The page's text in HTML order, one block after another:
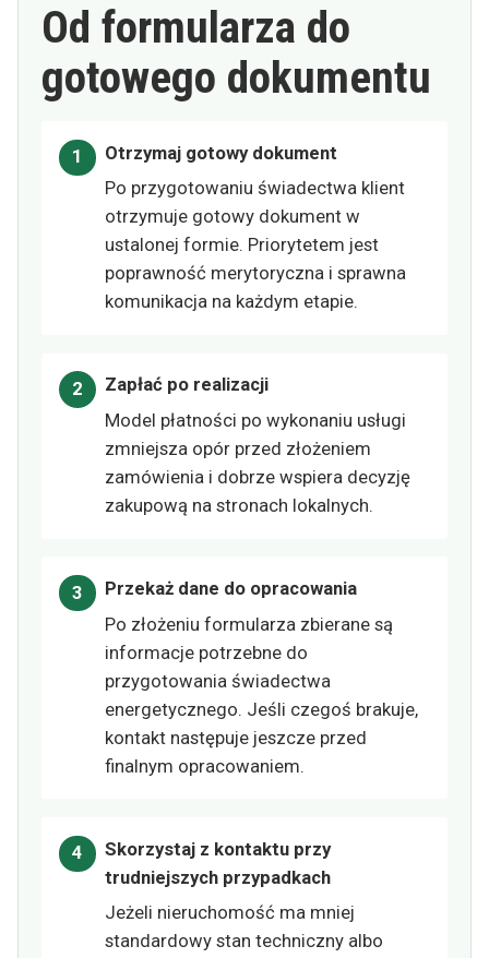
Od formularza do
gotowego dokumentu
Otrzymaj gotowy dokument
Po przygotowaniu świadectwa klient
otrzymuje gotowy dokument w
ustalonej formie. Priorytetem jest
poprawność merytoryczna i sprawna
komunikacja na każdym etapie.
Zapłać po realizacji
Model płatności po wykonaniu usługi
zmniejsza opór przed złożeniem
zamówienia i dobrze wspiera decyzję
zakupową na stronach lokalnych.
Przekaż dane do opracowania
Po złożeniu formularza zbierane są
informacje potrzebne do
przygotowania świadectwa
energetycznego. Jeśli czegoś brakuje,
kontakt następuje jeszcze przed
finalnym opracowaniem.
Skorzystaj z kontaktu przy
trudniejszych przypadkach
Jeżeli nieruchomość ma mniej
standardowy stan techniczny albo